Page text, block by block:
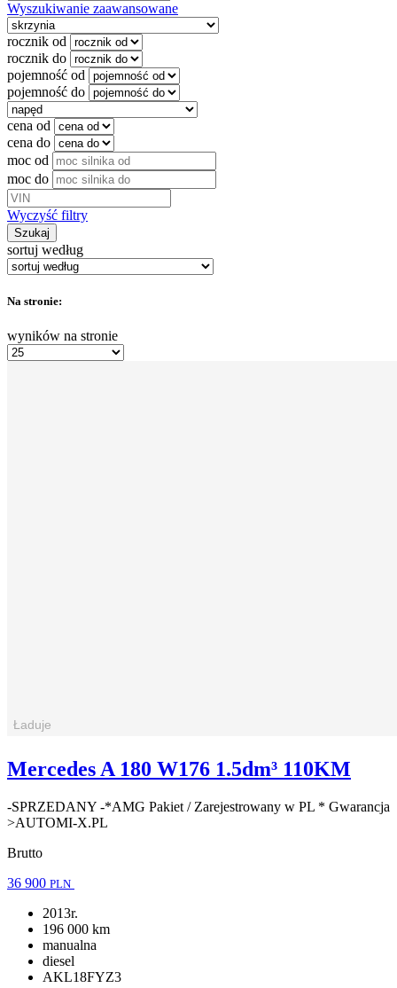
Wyszukiwanie zaawansowane
rocznik od
rocznik do
pojemność od
pojemność do
cena od
cena do
moc od
moc do
Wyczyść filtry
Szukaj
sortuj według
Na stronie:
wyników na stronie
Mercedes A 180 W176 1.5dm³ 110KM
-SPRZEDANY -*AMG Pakiet / Zarejestrowany w PL * Gwarancja
>AUTOMI-X.PL
Brutto
36 900 PLN
2013r.
196 000 km
manualna
diesel
AKL18FYZ3